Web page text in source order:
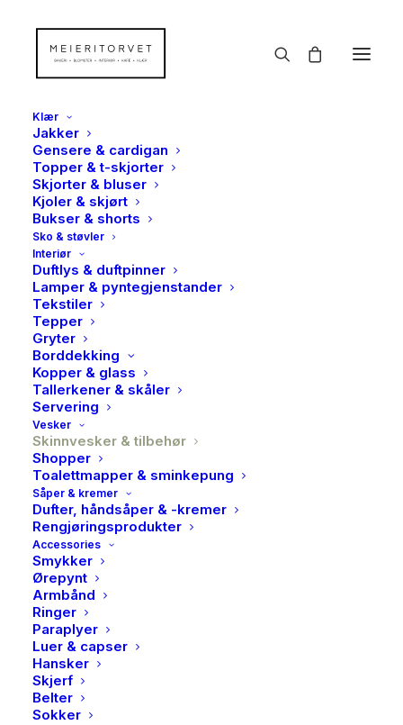
Klær
Jakker
Gensere & cardigan
Topper & t-skjorter
Skjorter & bluser
Kjoler & skjørt
Bukser & shorts
Sko & støvler
Interiør
Duftlys & duftpinner
Lamper & pyntegjenstander
Tekstiler
Tepper
Gryter
Borddekking
Kopper & glass
Tallerkener & skåler
Servering
Vesker
Skinnvesker & tilbehør
Shopper
Toalettmapper & sminkepung
Såper & kremer
Dufter, håndsåper & -kremer
Rengjøringsprodukter
Accessories
Smykker
Ørepynt
Armbånd
Ringer
Paraplyer
Luer & capser
Hansker
Skjerf
Belter
Sokker